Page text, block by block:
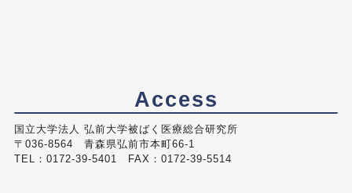
Access
国立大学法人 弘前大学被ばく医療総合研究所
〒036-8564 青森県弘前市本町66-1
TEL：0172-39-5401 FAX：0172-39-5514